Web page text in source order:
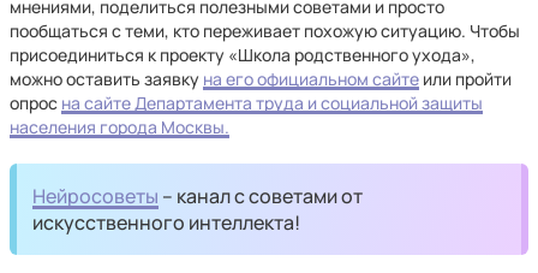
мнениями, поделиться полезными советами и просто
пообщаться с теми, кто переживает похожую ситуацию. Чтобы
присоединиться к проекту «Школа родственного ухода»,
можно оставить заявку на его официальном сайте или пройти
опрос на сайте Департамента труда и социальной защиты
населения города Москвы.
Нейросоветы – канал с советами от
искусственного интеллекта!